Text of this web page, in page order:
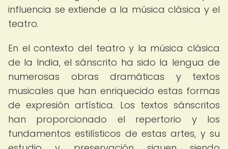
influencia se extiende a la música clásica y el
teatro.
En el contexto del teatro y la música clásica
de la India, el sánscrito ha sido la lengua de
numerosas obras dramáticas y textos
musicales que han enriquecido estas formas
de expresión artística. Los textos sánscritos
han proporcionado el repertorio y los
fundamentos estilísticos de estas artes, y su